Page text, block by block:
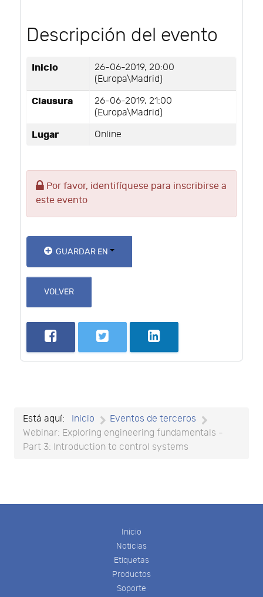
Descripción del evento
Inicio
26-06-2019, 20:00
(Europa\Madrid)
Clausura
26-06-2019, 21:00
(Europa\Madrid)
Lugar Online
Por favor, identifíquese para inscribirse a
este evento
GUARDAR EN
VOLVER
Está aquí: Inicio
Eventos de terceros
Webinar: Exploring engineering fundamentals -
Part 3: Introduction to control systems
Inicio
Noticias
Etiquetas
Productos
Soporte